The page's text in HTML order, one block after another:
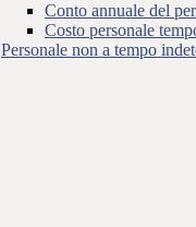
Conto annuale del
Costo personale
Personale non a tempo